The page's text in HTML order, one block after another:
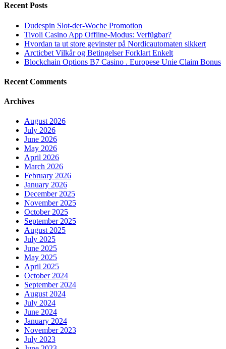
Recent Posts
Dudespin Slot-der-Woche Promotion
Tivoli Casino App Offline-Modus: Verfügbar?
Hvordan ta ut store gevinster på Nordicautomaten sikkert
Arcticbet Vilkår og Betingelser Forklart Enkelt
Blockchain Options B7 Casino . Europese Unie Claim Bonus
Recent Comments
Archives
August 2026
July 2026
June 2026
May 2026
April 2026
March 2026
February 2026
January 2026
December 2025
November 2025
October 2025
September 2025
August 2025
July 2025
June 2025
May 2025
April 2025
October 2024
September 2024
August 2024
July 2024
June 2024
January 2024
November 2023
July 2023